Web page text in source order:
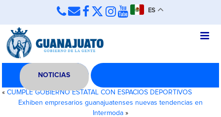
ES
NOTICIAS
«CUMPLE GOBIERNO ESTATAL CON ESPACIOS DEPORTIVOS
Exhiben empresarios guanajuatenses nuevas tendencias en
Intermoda »